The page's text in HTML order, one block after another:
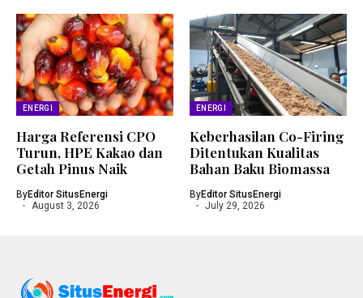
ENERGI
Harga Referensi CPO
Turun, HPE Kakao dan
Getah Pinus Naik
ByEditor SitusEnergi
August 3, 2026
ENERGI
Keberhasilan Co-Firing
Ditentukan Kualitas
Bahan Baku Biomassa
ByEditor SitusEnergi
July 29, 2026